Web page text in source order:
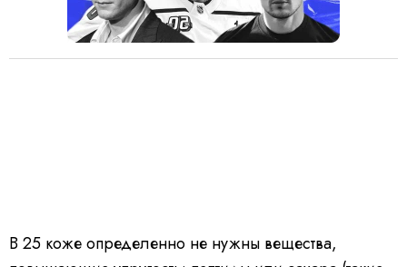
В 25 коже определенно не нужны вещества,